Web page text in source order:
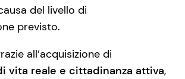
del livello di
previsto.
all’acquisizione di
vita reale e cittadinanza attiva,